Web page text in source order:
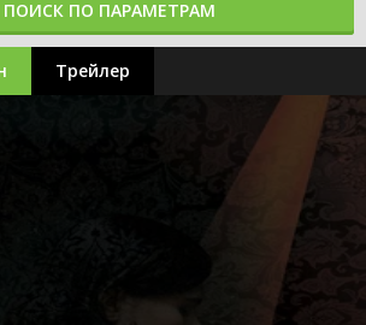
ПОИСК ПО ПАРАМЕТРАМ
Трейлер